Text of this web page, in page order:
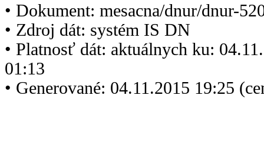
• Dokument: mesacna/dnur/dnur-
• Zdroj dát: systém IS DN
• Platnosť dát: aktuálnych ku:
01:13
• Generované: 04.11.2015 19:25